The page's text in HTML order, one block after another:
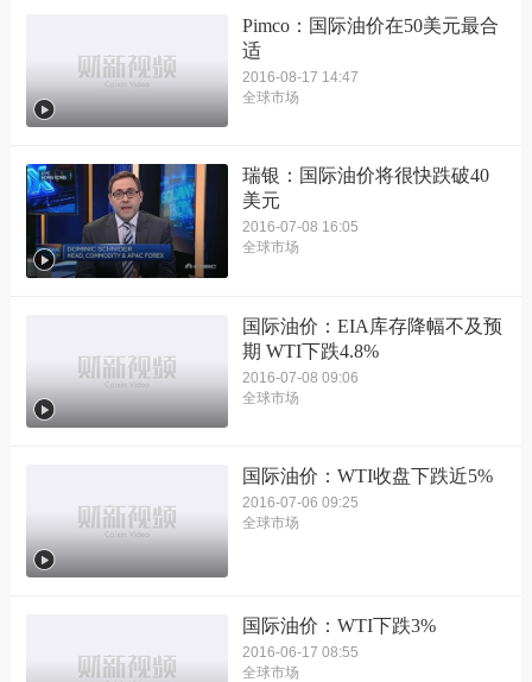
Pimco：国际油价在50美元最合
适
2016-08-17 14:47
全球市场
瑞银：国际油价将很快跌破40
美元
2016-07-08 16:05
全球市场
国际油价：EIA库存降幅不及预
期 WTI下跌4.8%
2016-07-08 09:06
全球市场
国际油价：WTI收盘下跌近5%
2016-07-06 09:25
全球市场
国际油价：WTI下跌3%
2016-06-17 08:55
全球市场